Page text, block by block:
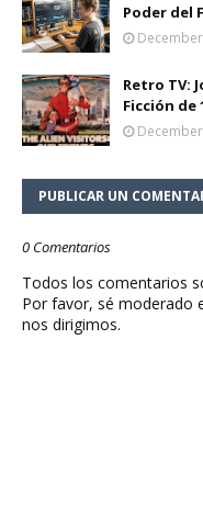
Poder del
Retro TV:
Ficción de
PUBLICAR UN
0 Comentarios
Todos los comentarios
Por favor, sé moderado
nos dirigimos.